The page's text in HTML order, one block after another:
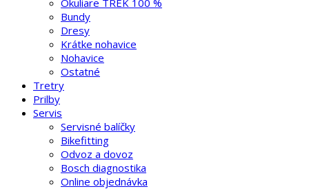
Okuliare TREK 100 %
Bundy
Dresy
Krátke nohavice
Nohavice
Ostatné
Tretry
Prilby
Servis
Servisné balíčky
Bikefitting
Odvoz a dovoz
Bosch diagnostika
Online objednávka